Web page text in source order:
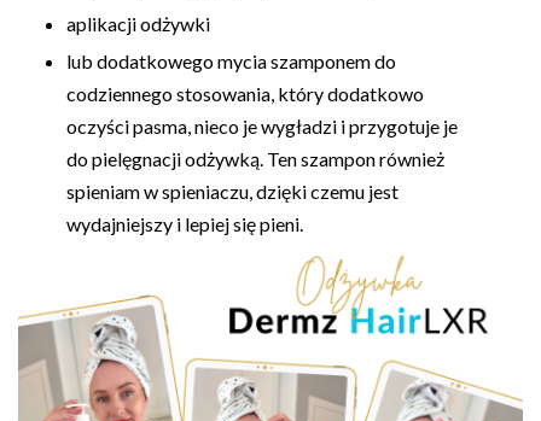
aplikacji odżywki
lub dodatkowego mycia szamponem do
codziennego stosowania, który dodatkowo
oczyści pasma, nieco je wygładzi i przygotuje je
do pielęgnacji odżywką. Ten szampon również
spieniam w spieniaczu, dzięki czemu jest
wydajniejszy i lepiej się pieni.